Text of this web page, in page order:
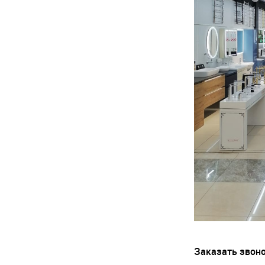
Заказать